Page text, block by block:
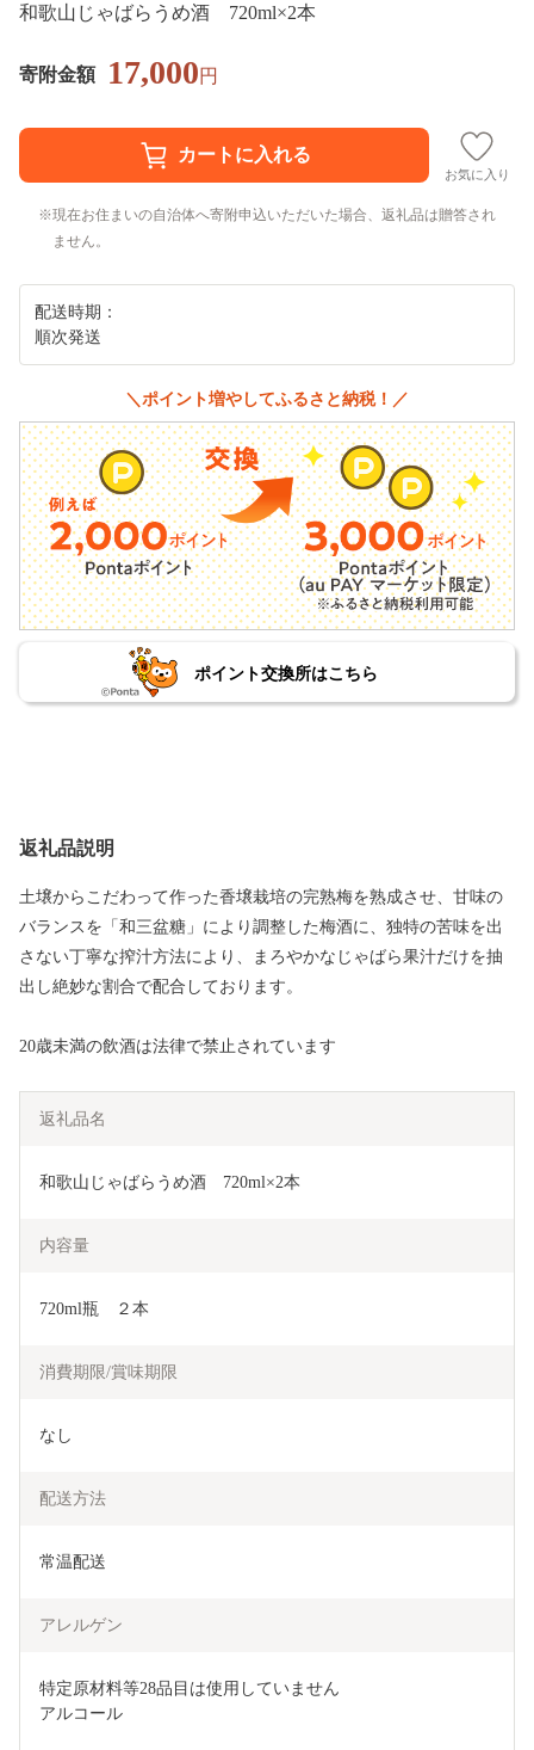
和歌山じゃばらうめ酒 720ml×2本
寄附金額 17,000円
お気に入り
現在お住まいの自治体へ寄附申込いただいた場合、返礼品は贈答され
ません。
配送時期：
順次発送
＼ポイント増やしてふるさと納税！／
ポイント交換所はこちら
返礼品説明
土壌からこだわって作った香壌栽培の完熟梅を熟成させ、甘味の
バランスを「和三盆糖」により調整した梅酒に、独特の苦味を出
さない丁寧な搾汁方法により、まろやかなじゃばら果汁だけを抽
出し絶妙な割合で配合しております。
20歳未満の飲酒は法律で禁止されています
返礼品名
和歌山じゃばらうめ酒　720ml×2本
内容量
720ml瓶　２本
消費期限/賞味期限
なし
配送方法
常温配送
アレルゲン
特定原材料等28品目は使用していません
アルコール